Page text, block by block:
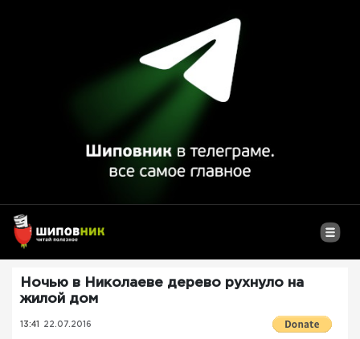
Ночью в Николаеве дерево рухнуло на
жилой дом
13:41 22.07.2016